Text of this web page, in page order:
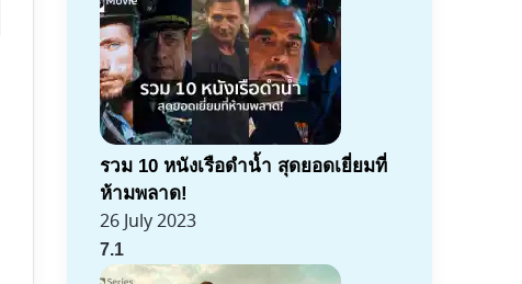
รวม 10 หนังเรือดำน้ำ สุดยอดเยี่ยมที่
ห้ามพลาด!
26 July 2023
7.1